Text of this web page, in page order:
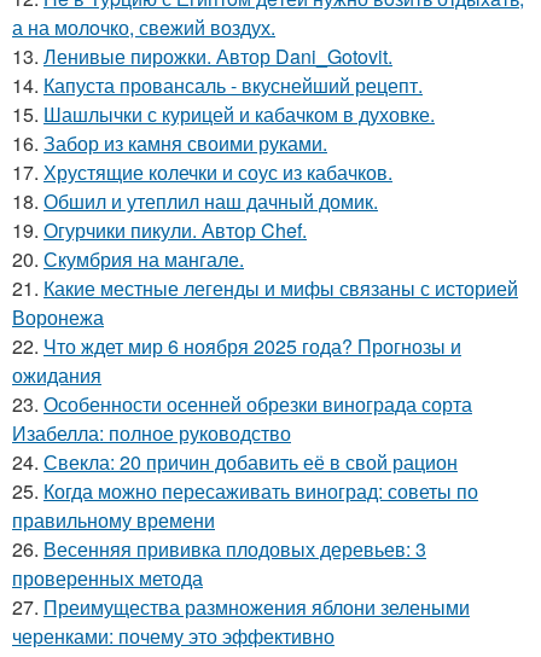
а на молoчко, свeжий воздух.
13. Ленивые пирожки. Автор Dani_Gotovit.
14. Капуста провансаль - вкуснейший рецепт.
15. Шашлычки с курицей и кабачком в духовке.
16. Забор из камня своими руками.
17. Хрустящие колечки и соус из кабачков.
18. Обшил и утеплил наш дачный домик.
19. Огурчики пикули. Автор Chef.
20. Скумбрия на мангале.
21. Какие местные легенды и мифы связаны с историей
Воронежа
22. Что ждет мир 6 ноября 2025 года? Прогнозы и
ожидания
23. Особенности осенней обрезки винограда сорта
Изабелла: полное руководство
24. Свекла: 20 причин добавить её в свой рацион
25. Когда можно пересаживать виноград: советы по
правильному времени
26. Весенняя прививка плодовых деревьев: 3
проверенных метода
27. Преимущества размножения яблони зелеными
черенками: почему это эффективно